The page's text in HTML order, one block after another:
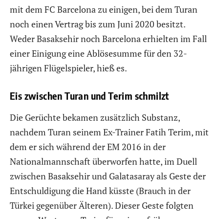
mit dem FC Barcelona zu einigen, bei dem Turan
noch einen Vertrag bis zum Juni 2020 besitzt.
Weder Basaksehir noch Barcelona erhielten im Fall
einer Einigung eine Ablösesumme für den 32-
jährigen Flügelspieler, hieß es.
Eis zwischen Turan und Terim schmilzt
Die Gerüchte bekamen zusätzlich Substanz,
nachdem Turan seinem Ex-Trainer Fatih Terim, mit
dem er sich während der EM 2016 in der
Nationalmannschaft überworfen hatte, im Duell
zwischen Basaksehir und Galatasaray als Geste der
Entschuldigung die Hand küsste (Brauch in der
Türkei gegenüber Älteren). Dieser Geste folgten